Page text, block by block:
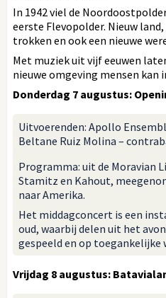
In 1942 viel de
eerste Flevopolder. Nieuw
trokken en ook een nieuwe
Met muziek uit vijf eeuwen
nieuwe omgeving mensen kan
Donderdag 7 augustus:
Uitvoerenden: Apollo
Beltane Ruiz Molina –
Programma: uit de Moravian
Stamitz en Kahout,
naar Amerika.
Het middagconcert is een
oud, waarbij delen uit het
gespeeld en op
Vrijdag 8 augustus: